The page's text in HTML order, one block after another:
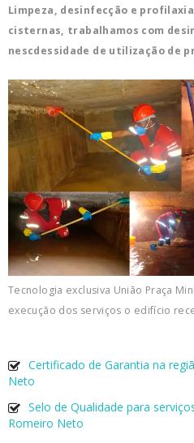
Limpeza, desinfecção e
cisternas, trabalhamos com
nescdessidade de utilização de
Tecnologia exclusiva União Praça
execução dos serviços o edifício
Certificado de Garantia na
Neto
Selo de Qualidade para
Romeiro Neto